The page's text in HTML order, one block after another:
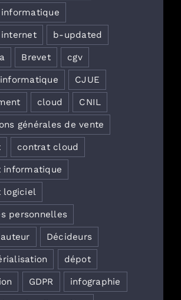
b-updated
Brevet cgv
CJUE
cloud CNIL
générales de vente
contrat cloud
informatique
logiciel
personnelles
Décideurs
dépot
GDPR infographie